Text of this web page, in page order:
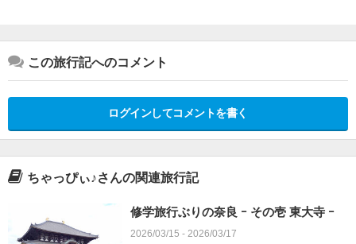
この旅行記へのコメント
ログインしてコメントを書く
ちゃっぴぃ♪さんの関連旅行記
修学旅行ぶりの奈良 ｰ その壱 東大寺 ｰ
2026/03/15 - 2026/03/17